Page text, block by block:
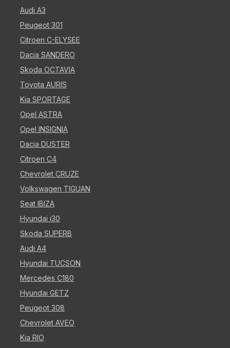
Audi A3
Peugeot 301
Citroen C-ELYSEE
Dacia SANDERO
Skoda OCTAVIA
Toyota AURIS
Kia SPORTAGE
Opel ASTRA
Opel INSIGNIA
Dacia DUSTER
Citroen C4
Chevrolet CRUZE
Volkswagen TIGUAN
Seat IBIZA
Hyundai i30
Skoda SUPERB
Audi A4
Hyundai TUCSON
Mercedes C180
Hyundai GETZ
Peugeot 308
Chevrolet AVEO
Kia RIO